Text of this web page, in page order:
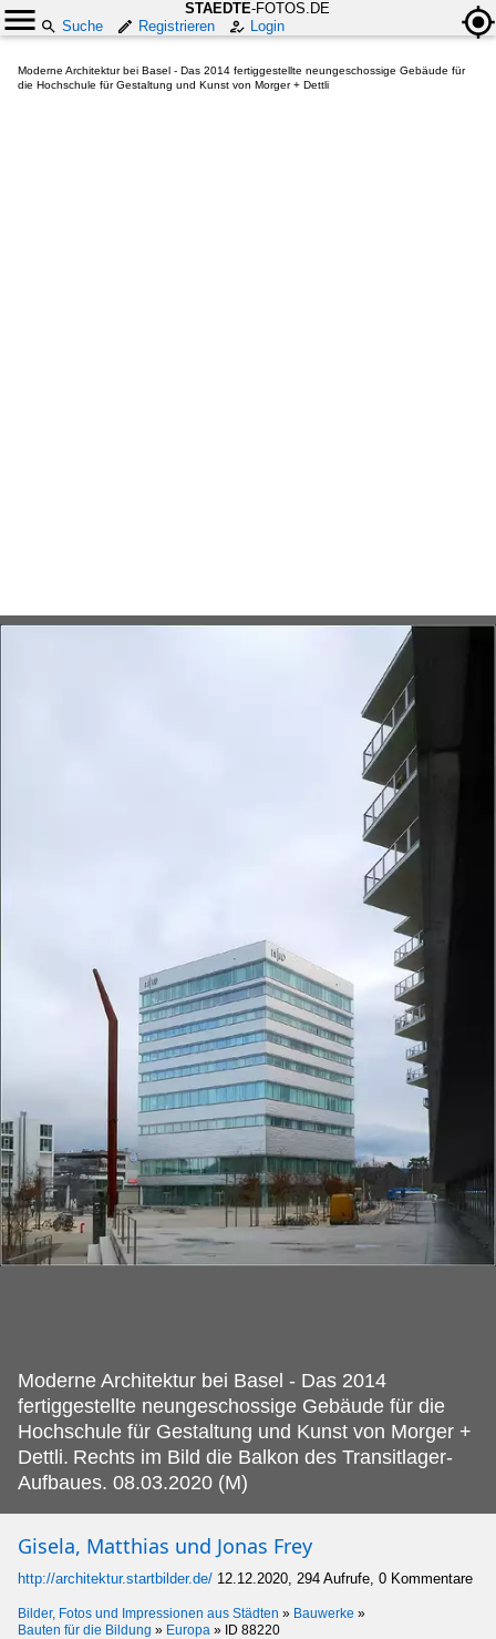
STAEDTE-FOTOS.DE
Suche
Registrieren Login
Moderne Architektur bei Basel - Das 2014 fertiggestellte neungeschossige Gebäude für
die Hochschule für Gestaltung und Kunst von Morger + Dettli
Moderne Architektur bei Basel - Das 2014
fertiggestellte neungeschossige Gebäude für die
Hochschule für Gestaltung und Kunst von Morger +
Dettli. Rechts im Bild die Balkon des Transitlager-
Aufbaues. 08.03.2020 (M)
Gisela, Matthias und Jonas Frey
http://architektur.startbilder.de/ 12.12.2020, 294 Aufrufe, 0 Kommentare
Bilder, Fotos und Impressionen aus Städten » Bauwerke »
Bauten für die Bildung » Europa » ID 88220